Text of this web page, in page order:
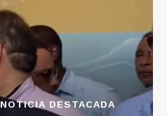
NOTICIA DESTACADA